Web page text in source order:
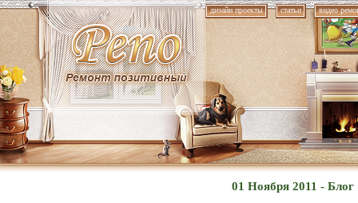
дизайн проекты статьи видео
01 Ноября 2011 -